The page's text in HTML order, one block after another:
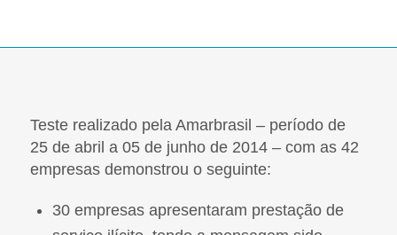
Teste realizado pela Amarbrasil – período de
25 de abril a 05 de junho de 2014 – com as 42
empresas demonstrou o seguinte:
30 empresas apresentaram prestação de